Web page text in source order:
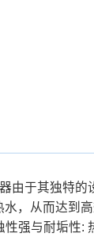
由于其独特
水，从而达到
性强与耐垢性: